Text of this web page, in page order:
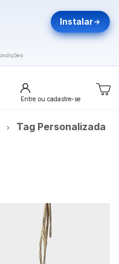
Instalar
Entre ou cadastre-se
Tag Personalizada